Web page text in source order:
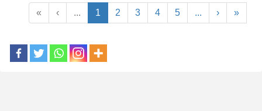
« ‹ ... 1 2 3 4 5 ... › »